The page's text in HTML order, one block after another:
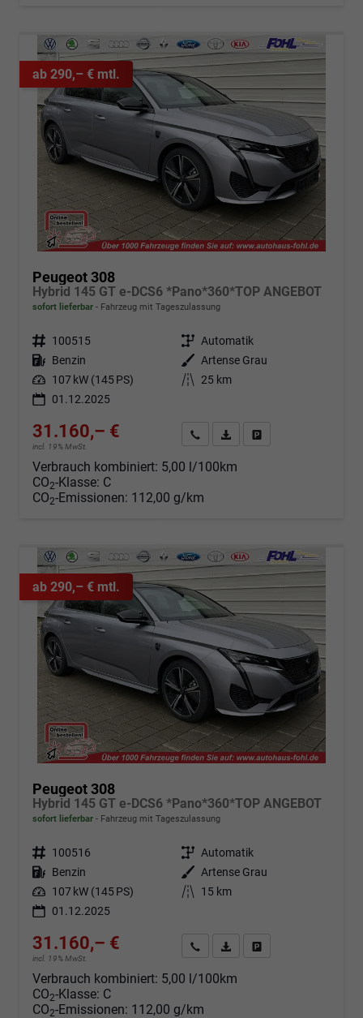
ab 290,– € mtl.
Peugeot 308
Hybrid 145 GT e-DCS6 *Pano*360*TOP ANGEBOT
sofort lieferbar Fahrzeug mit Tageszulassung
Fahrzeugnr. 100515 Getriebe Automatik
Kraftstoff Benzin Außenfarbe Artense Grau
Leistung 107 kW (145 PS) Kilometerstand 25 km
01.12.2025
31.160,– €
incl. 19% MwSt.
Angebot anfordern
Fahrzeugexpose (PDF)
Verbrauch kombiniert: 5,00 l/100km
CO2-Klasse: C
CO2-Emissionen: 112,00 g/km
ab 290,– € mtl.
Peugeot 308
Hybrid 145 GT e-DCS6 *Pano*360*TOP ANGEBOT
sofort lieferbar Fahrzeug mit Tageszulassung
Fahrzeugnr. 100516 Getriebe Automatik
Kraftstoff Benzin Außenfarbe Artense Grau
Leistung 107 kW (145 PS) Kilometerstand
15 km
01.12.2025
31.160,– €
incl. 19% MwSt.
Angebot anfordern
Fahrzeugexpose (PDF)
Verbrauch kombiniert: 5,00 l/100km
CO2-Klasse: C
CO2-Emissionen: 112,00 g/km